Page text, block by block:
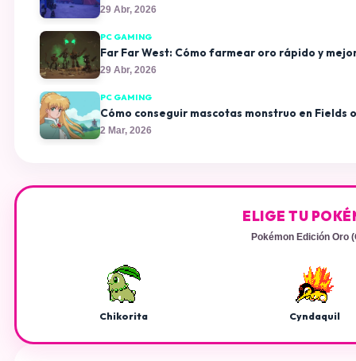
29 Abr, 2026
PC GAMING
Far Far West: Cómo farmear oro rápido y
29 Abr, 2026
PC GAMING
Cómo conseguir mascotas monstruo en
2 Mar, 2026
ELIGE TU
Pokémon Edición Oro
Chikorita Cyndaquil